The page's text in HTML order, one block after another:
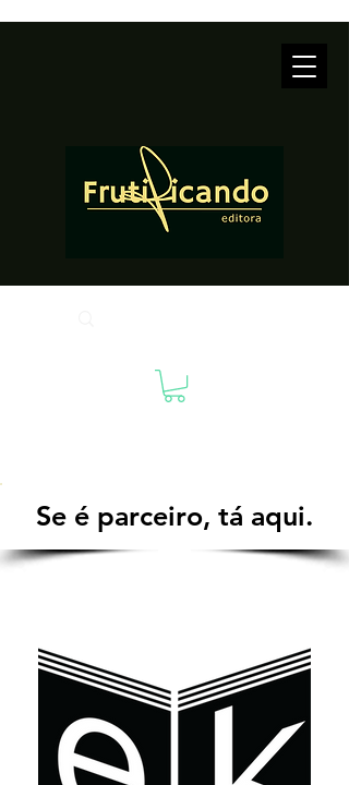
Se é parceiro, tá aqui.